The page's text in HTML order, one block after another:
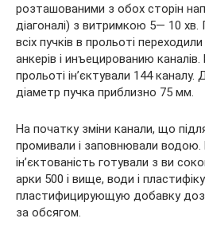
розташованими з обох сторін
діагоналі) з витримкою 5— 10 хв.
всіх пучків в прольоті
анкерів і инъецированию
прольоті ін’єктували 144
діаметр пучка приблизно 75 мм.
На початку зміни канали, що
промивали і заповнювали водою.
ін’єктованість готували з ви
арки 500 і вище, води і
пластифицирующую добавку
за обсягом.